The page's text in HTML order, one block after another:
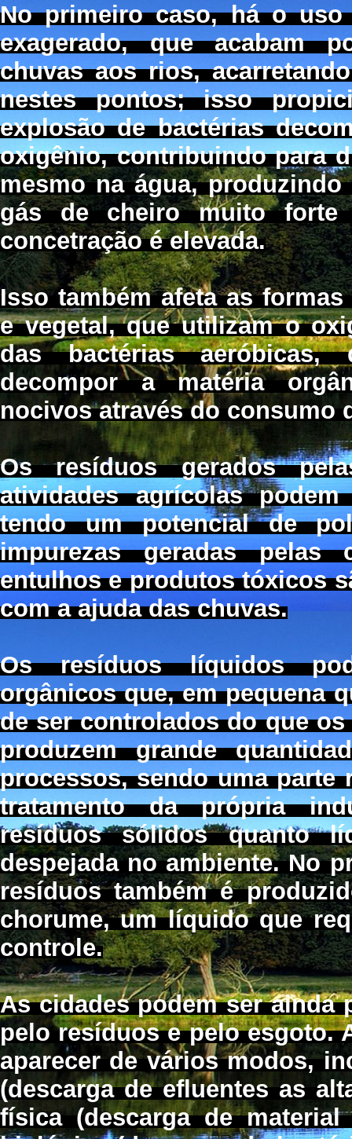
No primeiro caso, há o uso
exagerado, que acabam
chuvas aos rios,
nestes pontos; isso
explosão de bactérias
oxigênio, contribuindo para
mesmo na água,
gás de cheiro muito
concetração é elevada.
Isso também afeta as
e vegetal, que utilizam o
das bactérias
decompor a matéria
nocivos através do consumo
Os resíduos gerados
atividades agrícolas
tendo um potencial de
impurezas geradas pelas
entulhos e produtos tóxicos
com a ajuda das chuvas.
Os resíduos líquidos
orgânicos que, em pequena
de ser controlados do que
produzem grande
processos, sendo uma parte
tratamento da própria
resíduos sólidos quanto
despejada no ambiente. No
resíduos também é
chorume, um líquido que
controle.
As cidades podem ser ainda
pelo resíduos e pelo esgoto.
aparecer de vários modos,
(descarga de efluentes as
física (descarga de